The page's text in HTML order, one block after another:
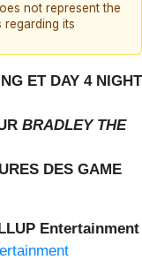
not represent the
regarding its
ET DAY 4 NIGHT
BRADLEY THE
DES GAME
Entertainment